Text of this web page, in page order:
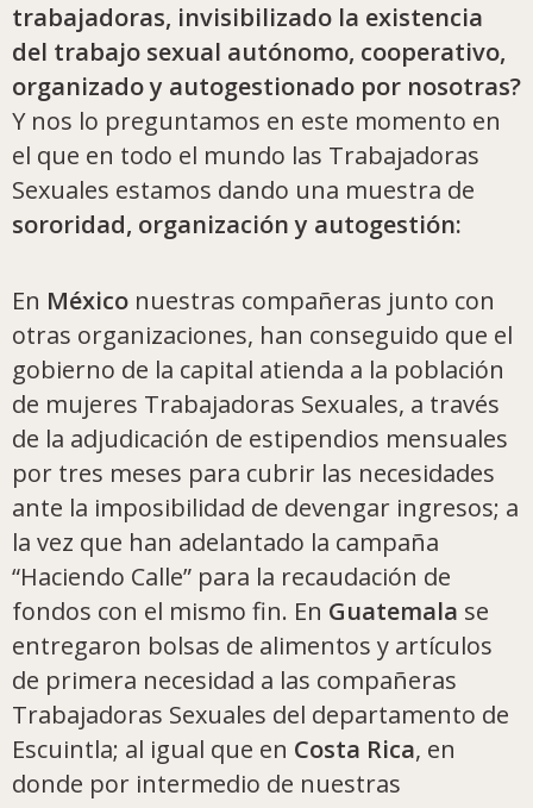
trabajadoras, invisibilizado la existencia
del trabajo sexual autónomo, cooperativo,
organizado y autogestionado por nosotras?
Y nos lo preguntamos en este momento en
el que en todo el mundo las Trabajadoras
Sexuales estamos dando una muestra de
sororidad, organización y autogestión:
En México nuestras compañeras junto con
otras organizaciones, han conseguido que el
gobierno de la capital atienda a la población
de mujeres Trabajadoras Sexuales, a través
de la adjudicación de estipendios mensuales
por tres meses para cubrir las necesidades
ante la imposibilidad de devengar ingresos; a
la vez que han adelantado la campaña
“Haciendo Calle” para la recaudación de
fondos con el mismo fin. En Guatemala se
entregaron bolsas de alimentos y artículos
de primera necesidad a las compañeras
Trabajadoras Sexuales del departamento de
Escuintla; al igual que en Costa Rica, en
donde por intermedio de nuestras